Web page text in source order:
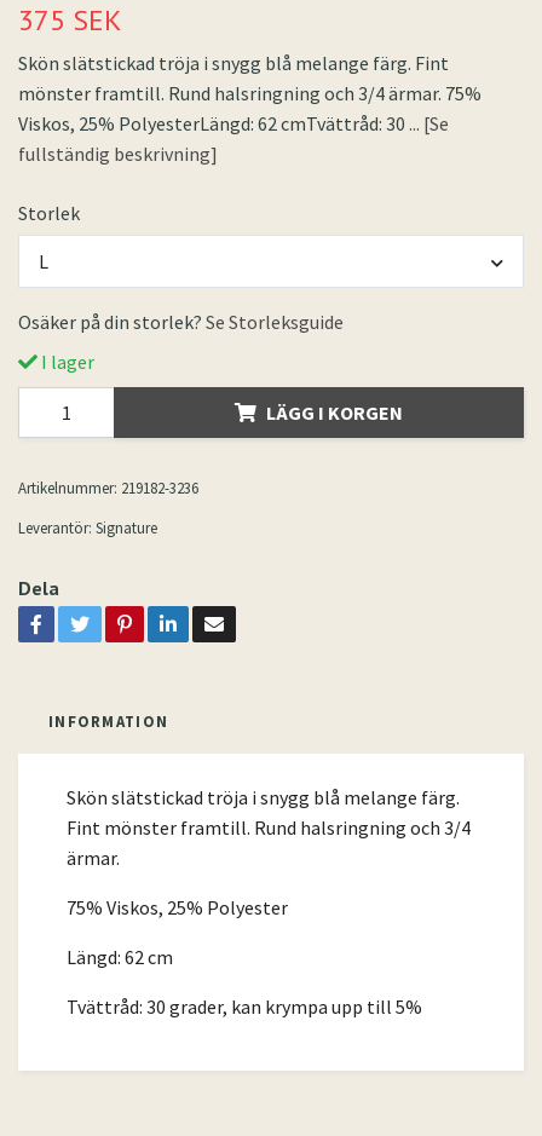
375 SEK
Skön slätstickad tröja i snygg blå melange färg. Fint
mönster framtill. Rund halsringning och 3/4 ärmar. 75%
Viskos, 25% PolyesterLängd: 62 cmTvättråd: 30 ... [Se
fullständig beskrivning]
Storlek
L
Osäker på din storlek? Se Storleksguide
I lager
LÄGG I KORGEN
Artikelnummer: 219182-3236
Leverantör: Signature
Dela
INFORMATION
Skön slätstickad tröja i snygg blå melange färg.
Fint mönster framtill. Rund halsringning och 3/4
ärmar.
75% Viskos, 25% Polyester
Längd: 62 cm
Tvättråd: 30 grader, kan krympa upp till 5%